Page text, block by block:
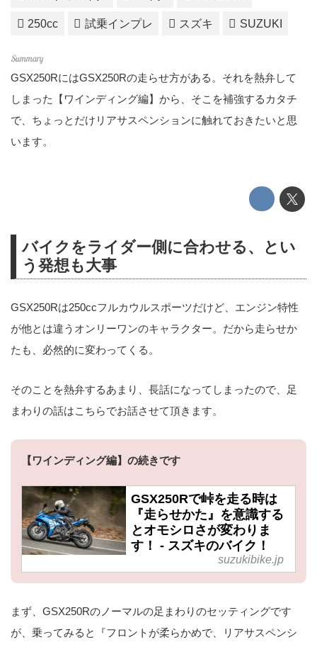
250cc 試乗インプレ スズキ SUZUKI
GSX250RにはGSX250Rの走らせ方がある。それを熱弁して
しまった【ワインディング編】から、そこを補強するカタチ
で、ちょっとだけリアサスペンションに触れておきたいと思
います。
バイクをライダー側に合わせる、とい
う発想も大事
GSX250Rは250ccフルカウルスポーツだけど、エンジン特性
が他とは違うオンリーワンのキャラクター。だから走らせか
たも、必然的に変わってくる。
そのことを熱弁するあまり、長話になってしまったので、足
まわりの話はこちらでお話させて頂きます。
【ワインディング編】の続きです
GSX250Rで峠を走る時は
『走らせかた』を意識する
とオモシロさが変わりま
す！ - スズキのバイク！
suzukibike.jp
まず、GSX250Rのノーマルの足まわりのセッティングです
が、乗ってみると『フロントが柔らかめで、リアサスペンシ